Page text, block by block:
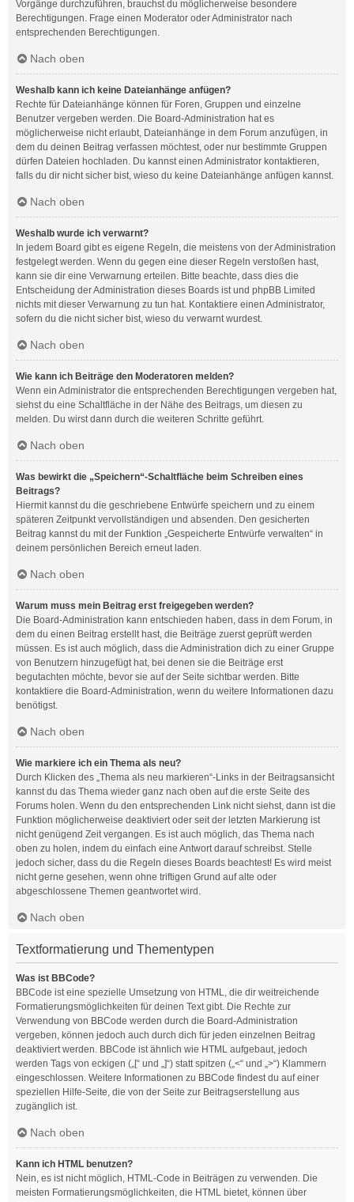
Vorgänge durchzuführen, brauchst du möglicherweise besondere
Berechtigungen. Frage einen Moderator oder Administrator nach
entsprechenden Berechtigungen.
Nach oben
Weshalb kann ich keine Dateianhänge anfügen?
Rechte für Dateianhänge können für Foren, Gruppen und einzelne
Benutzer vergeben werden. Die Board-Administration hat es
möglicherweise nicht erlaubt, Dateianhänge in dem Forum anzufügen, in
dem du deinen Beitrag verfassen möchtest, oder nur bestimmte Gruppen
dürfen Dateien hochladen. Du kannst einen Administrator kontaktieren,
falls du dir nicht sicher bist, wieso du keine Dateianhänge anfügen kannst.
Nach oben
Weshalb wurde ich verwarnt?
In jedem Board gibt es eigene Regeln, die meistens von der Administration
festgelegt werden. Wenn du gegen eine dieser Regeln verstoßen hast,
kann sie dir eine Verwarnung erteilen. Bitte beachte, dass dies die
Entscheidung der Administration dieses Boards ist und phpBB Limited
nichts mit dieser Verwarnung zu tun hat. Kontaktiere einen Administrator,
sofern du die nicht sicher bist, wieso du verwarnt wurdest.
Nach oben
Wie kann ich Beiträge den Moderatoren melden?
Wenn ein Administrator die entsprechenden Berechtigungen vergeben hat,
siehst du eine Schaltfläche in der Nähe des Beitrags, um diesen zu
melden. Du wirst dann durch die weiteren Schritte geführt.
Nach oben
Was bewirkt die „Speichern“-Schaltfläche beim Schreiben eines
Beitrags?
Hiermit kannst du die geschriebene Entwürfe speichern und zu einem
späteren Zeitpunkt vervollständigen und absenden. Den gesicherten
Beitrag kannst du mit der Funktion „Gespeicherte Entwürfe verwalten“ in
deinem persönlichen Bereich erneut laden.
Nach oben
Warum muss mein Beitrag erst freigegeben werden?
Die Board-Administration kann entschieden haben, dass in dem Forum, in
dem du einen Beitrag erstellt hast, die Beiträge zuerst geprüft werden
müssen. Es ist auch möglich, dass die Administration dich zu einer Gruppe
von Benutzern hinzugefügt hat, bei denen sie die Beiträge erst
begutachten möchte, bevor sie auf der Seite sichtbar werden. Bitte
kontaktiere die Board-Administration, wenn du weitere Informationen dazu
benötigst.
Nach oben
Wie markiere ich ein Thema als neu?
Durch Klicken des „Thema als neu markieren“-Links in der Beitragsansicht
kannst du das Thema wieder ganz nach oben auf die erste Seite des
Forums holen. Wenn du den entsprechenden Link nicht siehst, dann ist die
Funktion möglicherweise deaktiviert oder seit der letzten Markierung ist
nicht genügend Zeit vergangen. Es ist auch möglich, das Thema nach
oben zu holen, indem du einfach eine Antwort darauf schreibst. Stelle
jedoch sicher, dass du die Regeln dieses Boards beachtest! Es wird meist
nicht gerne gesehen, wenn ohne triftigen Grund auf alte oder
abgeschlossene Themen geantwortet wird.
Nach oben
Textformatierung und Thementypen
Was ist BBCode?
BBCode ist eine spezielle Umsetzung von HTML, die dir weitreichende
Formatierungsmöglichkeiten für deinen Text gibt. Die Rechte zur
Verwendung von BBCode werden durch die Board-Administration
vergeben, können jedoch auch durch dich für jeden einzelnen Beitrag
deaktiviert werden. BBCode ist ähnlich wie HTML aufgebaut, jedoch
werden Tags von eckigen („[“ und „]“) statt spitzen („<“ und „>“) Klammern
eingeschlossen. Weitere Informationen zu BBCode findest du auf einer
speziellen Hilfe-Seite, die von der Seite zur Beitragserstellung aus
zugänglich ist.
Nach oben
Kann ich HTML benutzen?
Nein, es ist nicht möglich, HTML-Code in Beiträgen zu verwenden. Die
meisten Formatierungsmöglichkeiten, die HTML bietet, können über